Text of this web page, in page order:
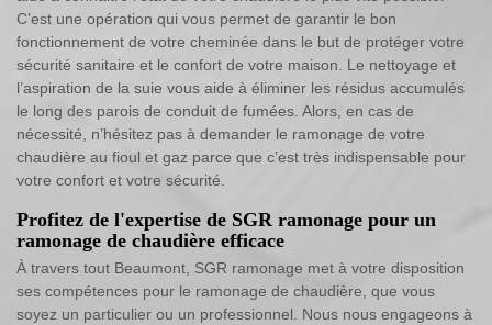
C’est une opération qui vous permet de garantir le bon
fonctionnement de votre cheminée dans le but de protéger votre
sécurité sanitaire et le confort de votre maison. Le nettoyage et
l’aspiration de la suie vous aide à éliminer les résidus accumulés
le long des parois de conduit de fumées. Alors, en cas de
nécessité, n’hésitez pas à demander le ramonage de votre
chaudière au fioul et gaz parce que c’est très indispensable pour
votre confort et votre sécurité.
Profitez de l'expertise de SGR ramonage pour un
ramonage de chaudière efficace
À travers tout Beaumont, SGR ramonage met à votre disposition
ses compétences pour le ramonage de chaudière, que vous
soyez un particulier ou un professionnel. Nous nous engageons à